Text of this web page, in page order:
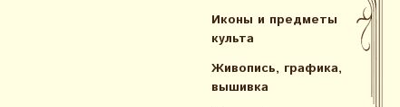
Иконы и предметы
культа
Живопись, графика,
вышивка